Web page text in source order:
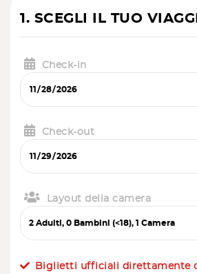
1. SCEGLI IL TUO
Check-in
Check-out
Layout della camera
Biglietti ufficiali direttamente